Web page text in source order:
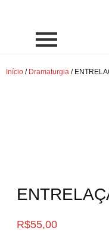
Início / Dramaturgia /
R$55,00